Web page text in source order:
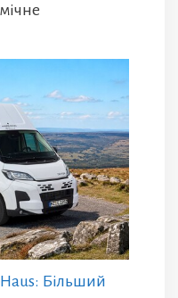
Більший